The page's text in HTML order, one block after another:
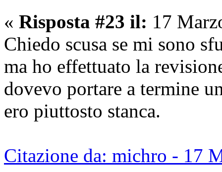
« Risposta #23 il: 17
Chiedo scusa se mi sono
ma ho effettuato la
dovevo portare a termine
ero piuttosto stanca.
Citazione da: michro - 17